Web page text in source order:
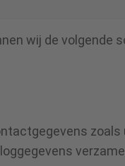
wij de volgende